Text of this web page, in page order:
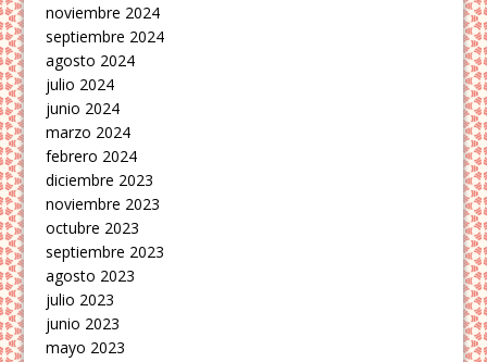
noviembre 2024
septiembre 2024
agosto 2024
julio 2024
junio 2024
marzo 2024
febrero 2024
diciembre 2023
noviembre 2023
octubre 2023
septiembre 2023
agosto 2023
julio 2023
junio 2023
mayo 2023